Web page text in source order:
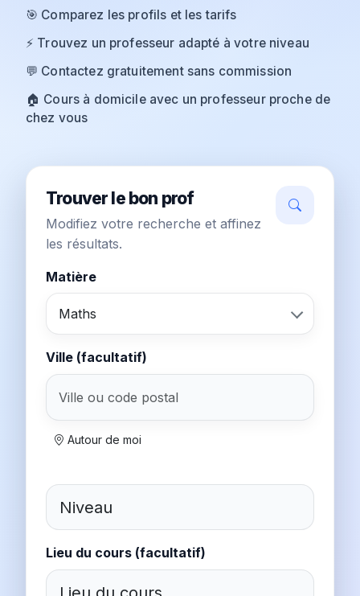
🎯 Comparez les profils et les tarifs
⚡ Trouvez un professeur adapté à votre niveau
💬 Contactez gratuitement sans commission
🏠 Cours à domicile avec un professeur proche de
chez vous
Trouver le bon prof
Modifiez votre recherche et affinez
les résultats.
Matière
Maths
Ville (facultatif)
Autour de moi
Lieu du cours (facultatif)